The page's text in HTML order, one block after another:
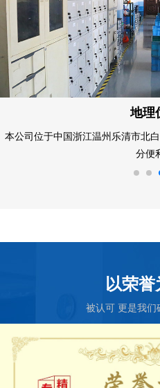
能力
为积极拓展国内外市场，加速产业
在江苏昆山创办昆山合力弹簧制造
脱颖而出，获得业界
以荣誉
被认可 更是我们